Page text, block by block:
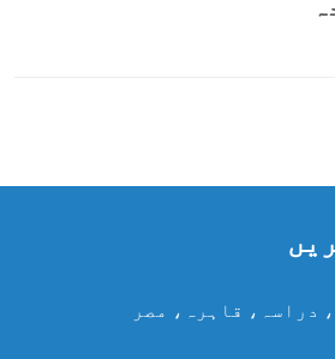
دراسہ، قاہرہ، مصر